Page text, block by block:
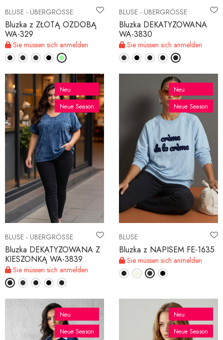
BLUSE - ÜBERGRÖSSE
Bluzka z ZŁOTĄ OZDOBĄ
WA-329
Sie müssen sich anmelden
BLUSE - ÜBERGRÖSSE
Bluzka DEKATYZOWANA
WA-3830
Sie müssen sich anmelden
BLUSE - ÜBERGRÖSSE
Bluzka DEKATYZOWANA Z
KIESZONKĄ WA-3839
Sie müssen sich anmelden
Neu
Neue Season
BLUSE
Bluzka z NAPISEM FE-1635
Sie müssen sich anmelden
Neu
Neue Season
Neu
Neue Season
Neu
Neue Season